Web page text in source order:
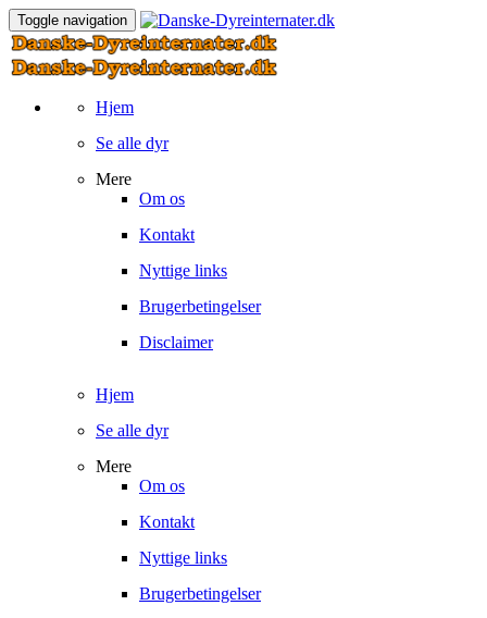
Toggle navigation
Hjem
Se alle dyr
Mere
Om os
Kontakt
Nyttige links
Brugerbetingelser
Disclaimer
Hjem
Se alle dyr
Mere
Om os
Kontakt
Nyttige links
Brugerbetingelser